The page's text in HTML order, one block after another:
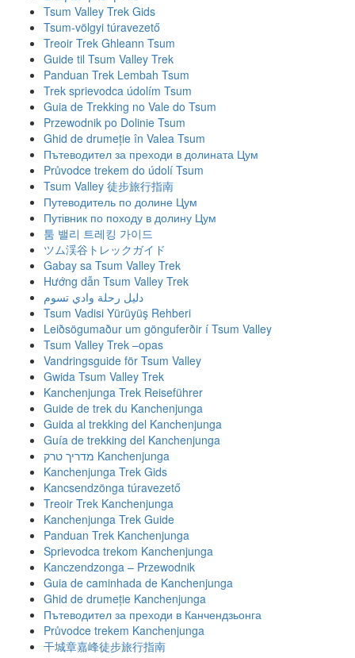
Tsum Valley Trek Gids
Tsum-völgyi túravezető
Treoir Trek Ghleann Tsum
Guide til Tsum Valley Trek
Panduan Trek Lembah Tsum
Trek sprievodca údolím Tsum
Guia de Trekking no Vale do Tsum
Przewodnik po Dolinie Tsum
Ghid de drumeție în Valea Tsum
Пътеводител за преходи в долината Цум
Průvodce trekem do údolí Tsum
Tsum Valley 徒步旅行指南
Путеводитель по долине Цум
Путівник по походу в долину Цум
툼 밸리 트레킹 가이드
ツム渓谷トレックガイド
Gabay sa Tsum Valley Trek
Hướng dẫn Tsum Valley Trek
دليل رحلة وادي تسوم
Tsum Vadisi Yürüyüş Rehberi
Leiðsögumaður um gönguferðir í Tsum Valley
Tsum Valley Trek –opas
Vandringsguide för Tsum Valley
Gwida Tsum Valley Trek
Kanchenjunga Trek Reiseführer
Guide de trek du Kanchenjunga
Guida al trekking del Kanchenjunga
Guía de trekking del Kanchenjunga
מדריך טרק Kanchenjunga
Kanchenjunga Trek Gids
Kancsendzönga túravezető
Treoir Trek Kanchenjunga
Kanchenjunga Trek Guide
Panduan Trek Kanchenjunga
Sprievodca trekom Kanchenjunga
Kanczendzonga – Przewodnik
Guia de caminhada de Kanchenjunga
Ghid de drumeție Kanchenjunga
Пътеводител за преходи в Канчендзьонга
Průvodce trekem Kanchenjunga
干城章嘉峰徒步旅行指南